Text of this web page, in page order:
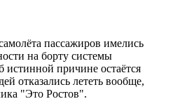
пассажиров имелись
на борту системы
причине остаётся
отказались лететь вообще,
"Это Ростов".